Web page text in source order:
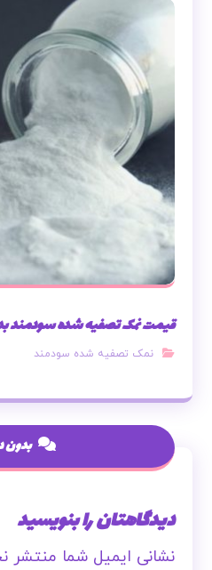
قیمت نمک تصفیه شده سودمند
نمک تصفیه شده سودمند
بدون
دیدگاهتان را بنویسید
نشانی ایمیل شما منتشر